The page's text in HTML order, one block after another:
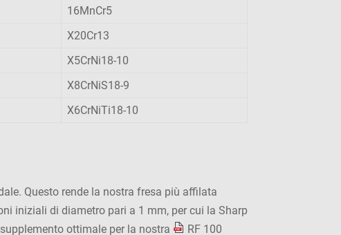
16MnCr5
X20Cr13
X5CrNi18-10
X8CrNiS18-9
X6CrNiTi18-10
Questo rende la nostra fresa più affilata
iniziali di diametro pari a 1 mm, per cui la Sharp
ottimale per la nostra
RF 100